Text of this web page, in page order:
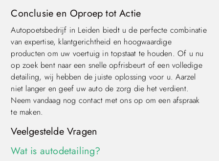
Conclusie en Oproep tot Actie
Autopoetsbedrijf in Leiden biedt u de perfecte combinatie
van expertise, klantgerichtheid en hoogwaardige
producten om uw voertuig in topstaat te houden. Of u nu
op zoek bent naar een snelle opfrisbeurt of een volledige
detailing, wij hebben de juiste oplossing voor u. Aarzel
niet langer en geef uw auto de zorg die het verdient.
Neem vandaag nog contact met ons op om een afspraak
te maken.
Veelgestelde Vragen
Wat is autodetailing?